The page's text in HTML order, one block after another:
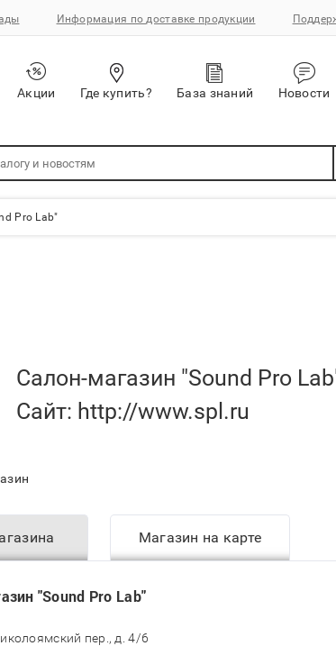
Информация по доставке продукции
Акции Где купить? База знаний Новости
Pro Lab"
Салон-магазин "Sound Pro
Сайт: http://www.spl.ru
Магазин на карте
"Sound Pro Lab"
пер., д. 4/6